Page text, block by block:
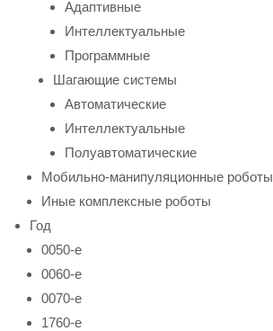
Адаптивные
Интеллектуальные
Программные
Шагающие системы
Автоматические
Интеллектуальные
Полуавтоматические
Мобильно-манипуляционные роботы
Иные комплексные роботы
Год
0050-е
0060-е
0070-е
1760-е